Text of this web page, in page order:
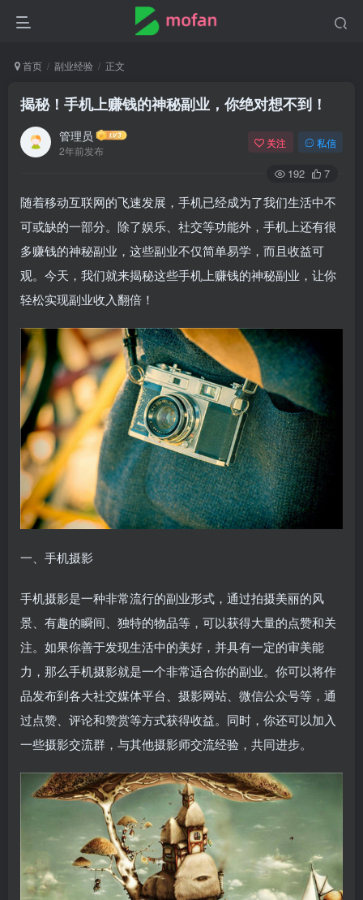
首页 副业经验 正文
揭秘！手机上赚钱的神秘副业，你绝对想不到！
管理员
2年前发布
关注 私信
192 7
随着移动互联网的飞速发展，手机已经成为了我们生活中不
可或缺的一部分。除了娱乐、社交等功能外，手机上还有很
多赚钱的神秘副业，这些副业不仅简单易学，而且收益可
观。今天，我们就来揭秘这些手机上赚钱的神秘副业，让你
轻松实现副业收入翻倍！
一、手机摄影
手机摄影是一种非常流行的副业形式，通过拍摄美丽的风
景、有趣的瞬间、独特的物品等，可以获得大量的点赞和关
注。如果你善于发现生活中的美好，并具有一定的审美能
力，那么手机摄影就是一个非常适合你的副业。你可以将作
品发布到各大社交媒体平台、摄影网站、微信公众号等，通
过点赞、评论和赞赏等方式获得收益。同时，你还可以加入
一些摄影交流群，与其他摄影师交流经验，共同进步。